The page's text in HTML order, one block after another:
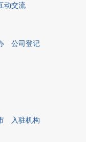
动交流
公司登记
入驻机构